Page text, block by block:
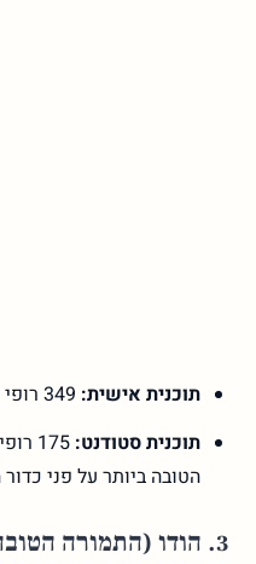
תוכנית אישית:
תוכנית סטודנט:
הטובה ביותר על פני
3. הודו (התמורה הטובה ביותר לפיצ'רים)